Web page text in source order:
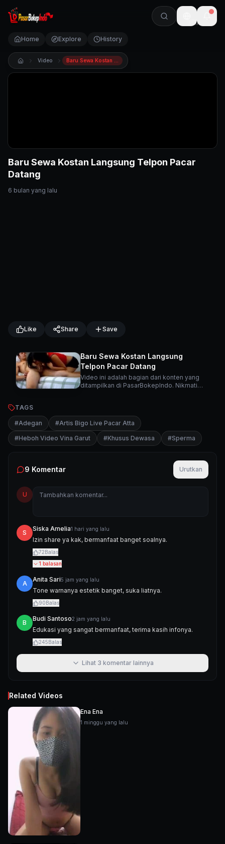
🇺🇸
Home Explore History
Video
Baru Sewa Kostan Langsung Telpon Pacar
Datang
6 bulan yang lalu
Like Share Save
Baru Sewa Kostan Langsung
Telpon Pacar Datang
Video ini adalah bagian dari konten yang
ditampilkan di PasarBokepIndo. Nikmati
TAGS
#Adegan #Artis Bigo Live Pacar Atta
#Heboh Video Vina Garut #Khusus Dewasa #Sperma
9 Komentar Urutkan
U
S
Siska Amelia1 hari yang lalu
Izin share ya kak, bermanfaat banget soalnya.
72Balas
1 balasan
A
Anita Sari5 jam yang lalu
Tone warnanya estetik banget, suka liatnya.
90Balas
B
Budi Santoso2 jam yang lalu
Edukasi yang sangat bermanfaat, terima kasih infonya.
245Balas
Lihat 3 komentar lainnya
Related Videos
Ena Ena
1 minggu yang lalu